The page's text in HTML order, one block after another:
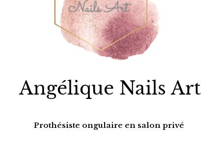
Angélique Nails Art
Prothésiste ongulaire en salon privé